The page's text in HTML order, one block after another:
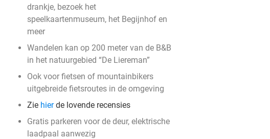
drankje, bezoek het
speelkaartenmuseum, het Begijnhof en
meer
Wandelen kan op 200 meter van de B&B
in het natuurgebied “De Liereman”
Ook voor fietsen of mountainbikers
uitgebreide fietsroutes in de omgeving
Zie hierde lovende recensies
Gratis parkeren voor de deur, elektrische
laadpaal aanwezig